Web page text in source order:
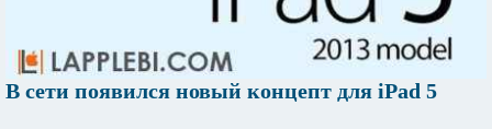
В сети появился новый концепт для iPad 5